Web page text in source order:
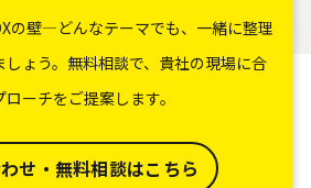
の壁―どんなテーマでも、一緒に整理
ょう。無料相談で、貴社の現場に合
ーチをご提案します。
せ・無料相談はこちら